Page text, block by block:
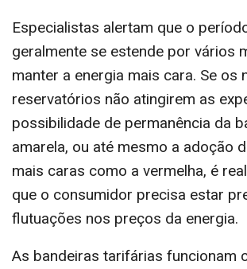
Especialistas alertam que o
geralmente se estende por vários
manter a energia mais cara. Se os
reservatórios não atingirem as
possibilidade de permanência da
amarela, ou até mesmo a adoção
mais caras como a vermelha, é
que o consumidor precisa estar
flutuações nos preços da energia.
As bandeiras tarifárias funcionam